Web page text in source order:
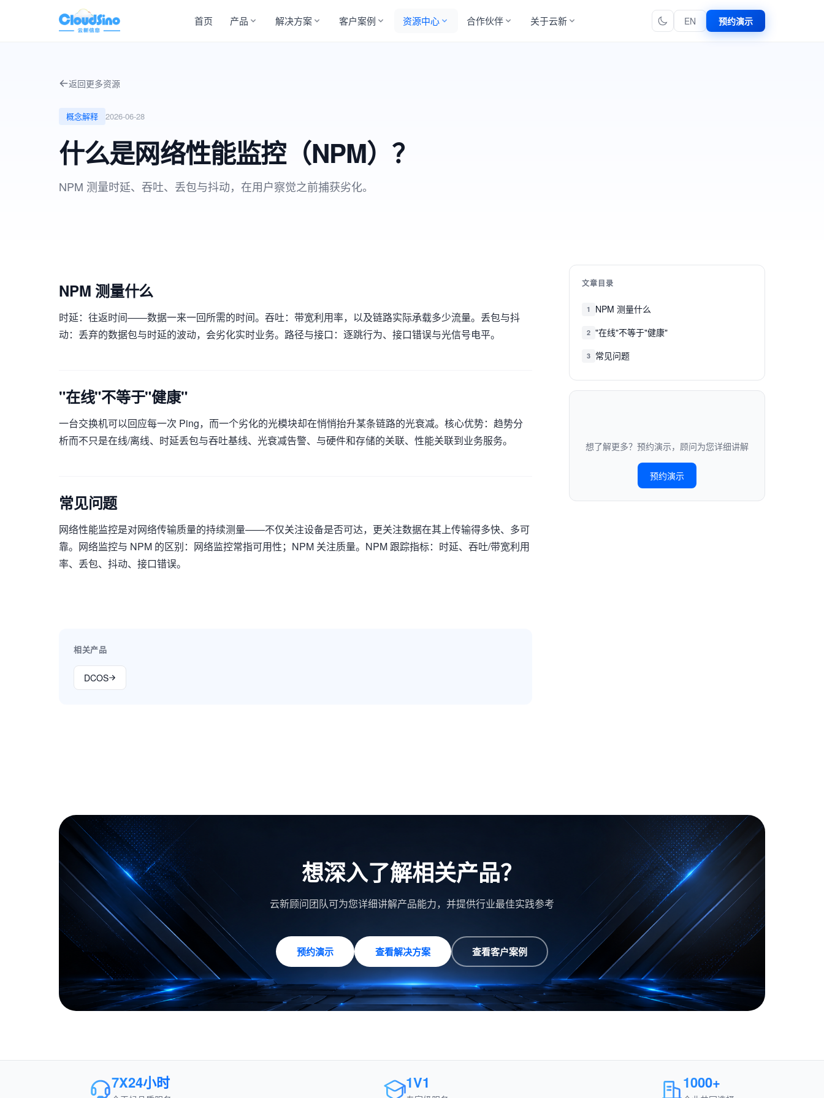
首页 产品 解决方案 客户案例 资源中心 合作伙伴 关于云新 EN 预约演示
返回更多资源
概念解释 2026-06-28
什么是网络性能监控（NPM）？
NPM 测量时延、吞吐、丢包与抖动，在用户察觉之前捕获劣化。
NPM 测量什么
时延：往返时间——数据一来一回所需的时间。吞吐：带宽利用率，以及链路实际承载多少流量。丢包与抖
动：丢弃的数据包与时延的波动，会劣化实时业务。路径与接口：逐跳行为、接口错误与光信号电平。
"在线"不等于"健康"
一台交换机可以回应每一次 Ping，而一个劣化的光模块却在悄悄抬升某条链路的光衰减。核心优势：趋势分
析而不只是在线/离线、时延丢包与吞吐基线、光衰减告警、与硬件和存储的关联、性能关联到业务服务。
常见问题
网络性能监控是对网络传输质量的持续测量——不仅关注设备是否可达，更关注数据在其上传输得多快、多可
靠。网络监控与 NPM 的区别：网络监控常指可用性；NPM 关注质量。NPM 跟踪指标：时延、吞吐/带宽利用
率、丢包、抖动、接口错误。
相关产品
DCOS
文章目录
1 NPM 测量什么
2 "在线"不等于"健康"
3 常见问题
想了解更多？预约演示，顾问为您详细讲解
预约演示
想深入了解相关产品？
云新顾问团队可为您详细讲解产品能力，并提供行业最佳实践参考
预约演示 查看解决方案 查看客户案例
7X24小时 1V1 1000+